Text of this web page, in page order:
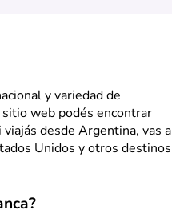
y variedad de
web podés encontrar
desde Argentina, vas a
Unidos y otros destinos